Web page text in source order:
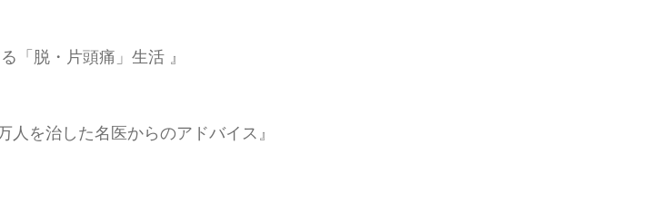
「脱・片頭痛」生活 』
人を治した名医からのアドバイス』